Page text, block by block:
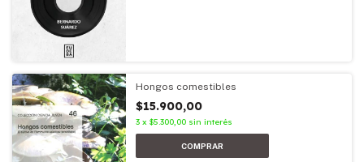
Hongos comestibles
$15.900,00
3 x $5.300,00 sin interés